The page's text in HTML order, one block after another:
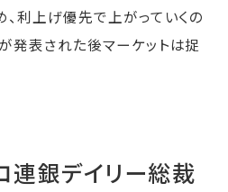
、利上げ優先で上がっていくの
発表された後マーケットは捉
連銀デイリー総裁